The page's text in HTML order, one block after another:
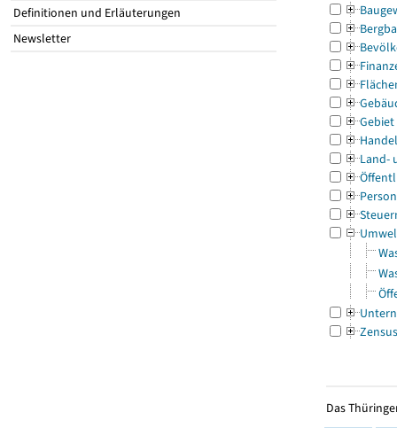
Definitionen und Erläuterungen
Newsletter
Gebiet
Land-
Zensus
Das